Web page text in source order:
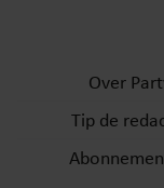
partners voor
informatie die u
verzameld op
gebruiken.
Over
Tip de